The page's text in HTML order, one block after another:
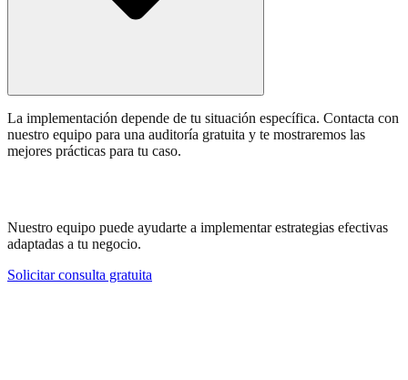
La implementación depende de tu situación específica. Contacta con
nuestro equipo para una auditoría gratuita y te mostraremos las
mejores prácticas para tu caso.
Nuestro equipo puede ayudarte a implementar estrategias efectivas
adaptadas a tu negocio.
Solicitar consulta gratuita